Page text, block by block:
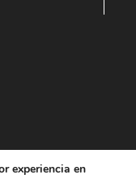
experiencia en